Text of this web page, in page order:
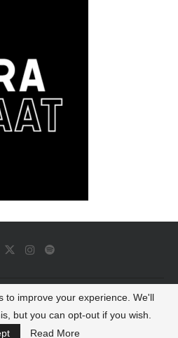
Dash All Rights Reserved
TO TOP
to improve your experience. We'll
but you can opt-out if you wish.
Read More